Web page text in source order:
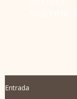
Entrada